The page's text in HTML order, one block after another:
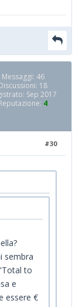
Messaggi: 46
18
Sep 2017
4
#30
sembra
to
e
essere €